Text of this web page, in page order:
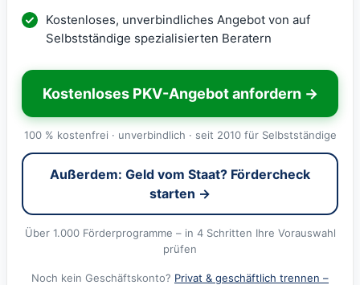
Kostenloses, unverbindliches Angebot von auf
Selbstständige spezialisierten Beratern
Kostenloses PKV-Angebot anfordern →
100 % kostenfrei · unverbindlich · seit 2010 für Selbstständige
Außerdem: Geld vom Staat? Fördercheck
starten →
Über 1.000 Förderprogramme – in 4 Schritten Ihre Vorauswahl
prüfen
Noch kein Geschäftskonto? Privat & geschäftlich trennen –